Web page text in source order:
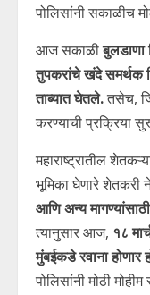
पोलिसांनी सकाळीच
आज सकाळीबुलडाणा
तुपकरांचे खंदे समर्थक
ताब्यात घेतले.तसेच,
करण्याची प्रक्रिया
महाराष्ट्रातील
भूमिका घेणारे शेतकरी
आणि अन्य
त्यानुसार आज, १८
मुंबईकडे रवाना होणार
पोलिसांनी मोठी